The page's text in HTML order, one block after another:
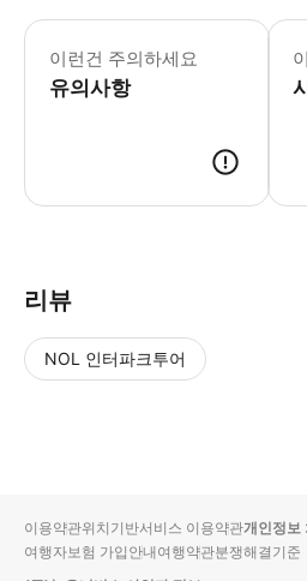
이런건 주의하세요
유의사항
▶ 꼭
리뷰
NOL 인터파크투어
입니
다.
순
상
이용약관위치기반서비스 이용약관개인정보
여행자보험 가입안내여행약관분쟁해결기준